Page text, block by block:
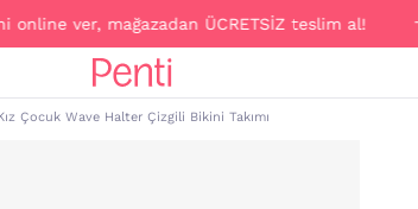
mağazadan ÜCRETSİZ teslim al!
Çocuk Wave Halter Çizgili Bikini Takımı